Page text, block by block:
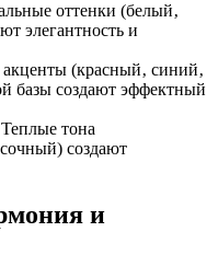
оттенки (белый‚
элегантность и
(красный‚ синий‚
базы создают эффектный
Теплые тона
создают
и